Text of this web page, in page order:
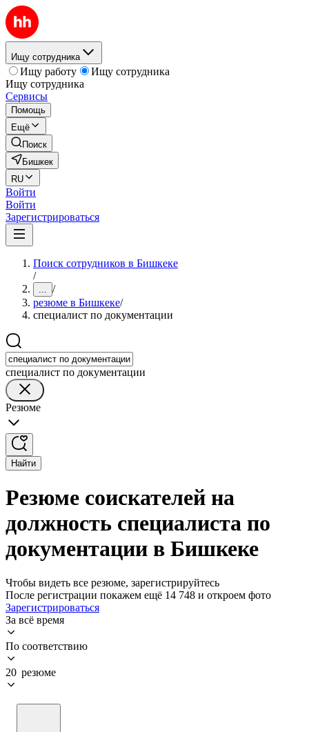
Ищу сотрудника
Ищу работу
Ищу сотрудника
Ищу сотрудника
Сервисы
Помощь
Ещё
Поиск
Бишкек
RU
Войти
Войти
Зарегистрироваться
Поиск сотрудников в Бишкеке
/
... /
резюме в Бишкеке/
специалист по документации
специалист по документации
Резюме
Найти
Резюме соискателей на
должность специалиста по
документации в Бишкеке
Чтобы видеть все резюме, зарегистрируйтесь
После регистрации покажем ещё 14 748 и откроем фото
Зарегистрироваться
За всё время
По соответствию
20 резюме